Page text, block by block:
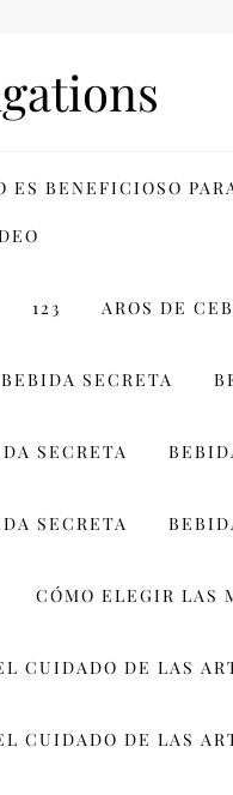
BENEFICIOSO
123 AROS DE
BEBIDA SECRETA
SECRETA
SECRETA
CÓMO ELEGIR LAS
CUIDADO DE LAS
CUIDADO DE LAS